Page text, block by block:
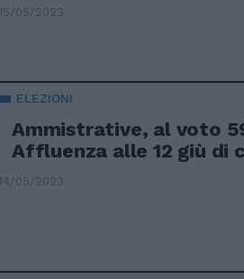
15/05/2023
ELEZIONI
Ammistrative, al voto
Affluenza alle 12 giù di
14/05/2023